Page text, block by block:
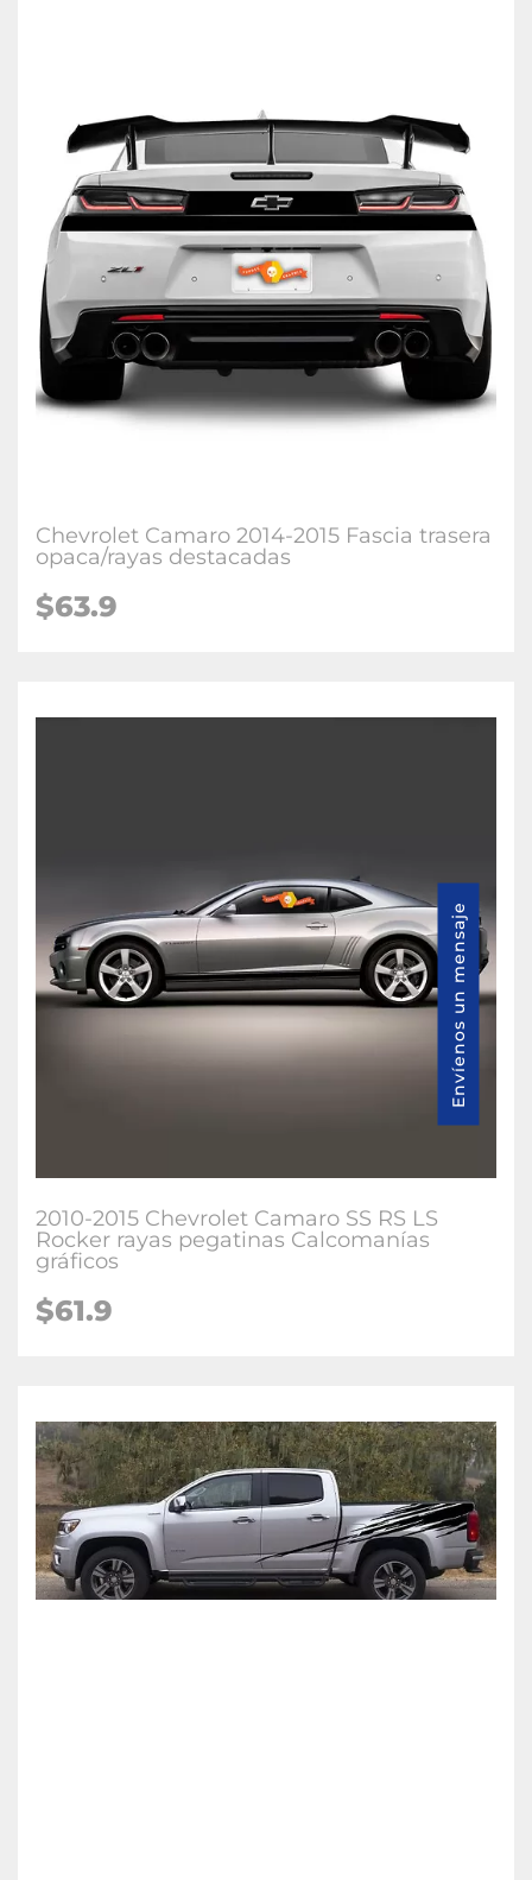
Chevrolet Camaro 2014-2015 Fascia trasera
opaca/rayas destacadas
$63.9
2010-2015 Chevrolet Camaro SS RS LS
Rocker rayas pegatinas Calcomanías
gráficos
$61.9
Envíenos un mensaje